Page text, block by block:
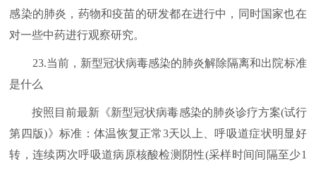
感染的肺炎，药物和疫苗的研发都在进行中，同时国家也在
对一些中药进行观察研究。
23.当前，新型冠状病毒感染的肺炎解除隔离和出院标准
是什么
按照目前最新《新型冠状病毒感染的肺炎诊疗方案(试行
第四版)》标准：体温恢复正常3天以上、呼吸道症状明显好
转，连续两次呼吸道病原核酸检测阴性(采样时间间隔至少1